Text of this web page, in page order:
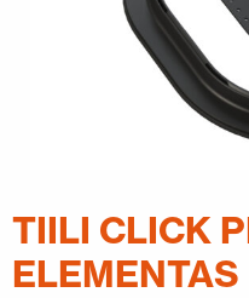
TIILI CLICK
ELEMENTAS